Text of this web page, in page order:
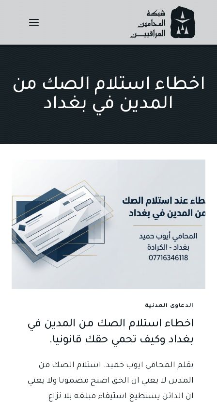
content
اخطاء استلام الصك من
المدين في بغداد
الدعاوى المدنية
اخطاء استلام الصك من المدين في
بغداد وكيف تحمي حقك قانونيا.
بقلم المحامي ايوب حميد. استلام الصك من
المدين لا يعني ان الحق اصبح مضمونا ولا يعني
ان الدائن يستطيع استيفاء مبلغه بلا نزاع